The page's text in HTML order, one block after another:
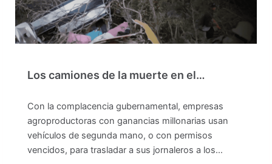
Los camiones de la muerte en el…
Con la complacencia gubernamental, empresas
agroproductoras con ganancias millonarias usan
vehículos de segunda mano, o con permisos
vencidos, para trasladar a sus jornaleros a los…